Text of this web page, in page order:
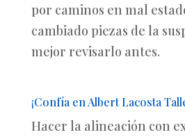
por caminos en mal
cambiado piezas de la
mejor revisarlo antes.
¡Confía en Albert Lacosta
Hacer la alineación con